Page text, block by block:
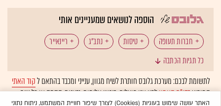
הוספה לנושאים שמעניינים אותי
חברות תעופה טיסות נתב"ג ריינאייר
כל תגיות הכתבה
לתשומת לבכם: מערכת גלובס חותרת לשיח מגוון, ענייני ומכבד בהתאם לקוד האתי
המופיעבדו"ח האמוןלפיו אנו פועלים. ביטויי אלימות, גזענות, הסתה או כל שיח
האתר עושה שימוש בעוגיות (Cookies) לצורך שיפור חוויית המשתמש, ניתוח נתוני